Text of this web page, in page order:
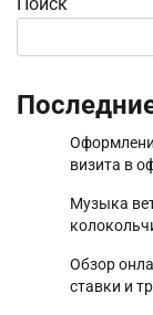
визита в
Музыка
Обзор
ставки и